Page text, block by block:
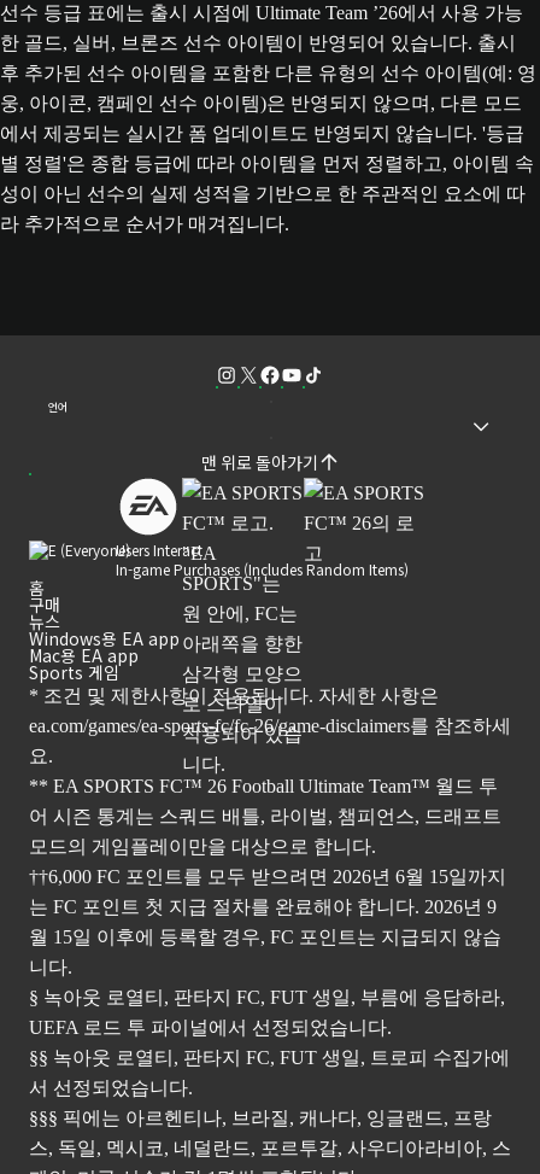
선수 등급 표에는 출시 시점에 Ultimate Team ’26에서 사용 가능
한 골드, 실버, 브론즈 선수 아이템이 반영되어 있습니다. 출시
후 추가된 선수 아이템을 포함한 다른 유형의 선수 아이템(예: 영
웅, 아이콘, 캠페인 선수 아이템)은 반영되지 않으며, 다른 모드
에서 제공되는 실시간 폼 업데이트도 반영되지 않습니다. '등급
별 정렬'은 종합 등급에 따라 아이템을 먼저 정렬하고, 아이템 속
성이 아닌 선수의 실제 성적을 기반으로 한 주관적인 요소에 따
라 추가적으로 순서가 매겨집니다.
언어
맨 위로 돌아가기
Users Interact
In-game Purchases (Includes Random Items)
홈
구매
뉴스
Windows용 EA app
Mac용 EA app
Sports 게임
* 조건 및 제한사항이 적용됩니다. 자세한 사항은
ea.com/games/ea-sports-fc/fc-26/game-disclaimers를 참조하세
요.
** EA SPORTS FC™ 26 Football Ultimate Team™ 월드 투
어 시즌 통계는 스쿼드 배틀, 라이벌, 챔피언스, 드래프트
모드의 게임플레이만을 대상으로 합니다.
††6,000 FC 포인트를 모두 받으려면 2026년 6월 15일까지
는 FC 포인트 첫 지급 절차를 완료해야 합니다. 2026년 9
월 15일 이후에 등록할 경우, FC 포인트는 지급되지 않습
니다.
§ 녹아웃 로열티, 판타지 FC, FUT 생일, 부름에 응답하라,
UEFA 로드 투 파이널에서 선정되었습니다.
§§ 녹아웃 로열티, 판타지 FC, FUT 생일, 트로피 수집가에
서 선정되었습니다.
§§§ 픽에는 아르헨티나, 브라질, 캐나다, 잉글랜드, 프랑
스, 독일, 멕시코, 네덜란드, 포르투갈, 사우디아라비아, 스